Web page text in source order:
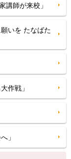
講師が来校」
いを たなばた
作戦」
」